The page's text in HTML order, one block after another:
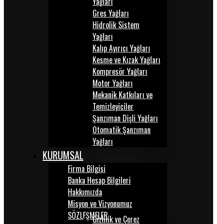
Gres Yağları
Hidrolik Sistem
Yağları
Kalıp Ayırıcı Yağları
Kesme ve Kızak Yağları
Kompresör Yağları
Motor Yağları
Mekanik Katkıları ve
Temizleyiciler
Şanzıman Dişli Yağları
Otomatik Şanzıman
Yağları
KURUMSAL
Firma Bilgisi
Banka Hesap Bilgileri
Hakkımızda
Misyon ve Vizyonumuz
SÖZLEŞMELERGizlilik ve Çerez